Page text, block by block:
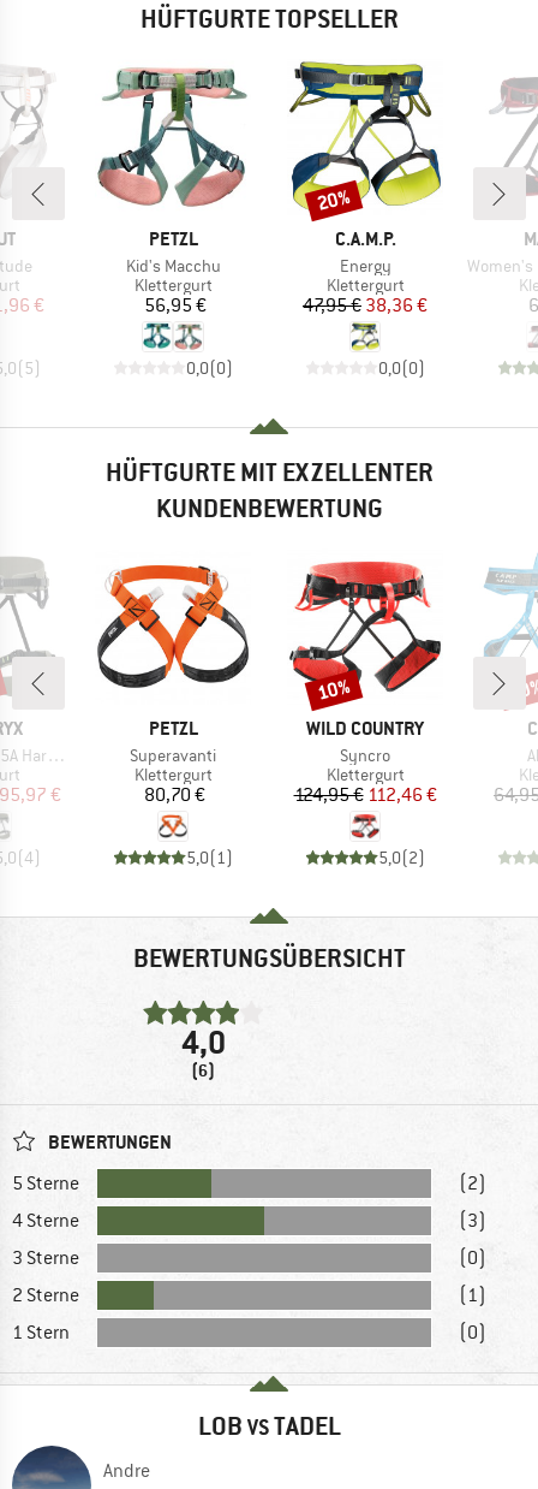
HÜFTGURTE TOPSELLER
Preis
€
(5)
MARKE
PETZL
Artikel
Kid's Macchu
Produktgruppe
Klettergurt
Preis
56,95 €
0,0(0)
MARKE
C.A.M.P.
Artikel
Energy
Produktgruppe
Klettergurt
Preis
47,95 € reduzierter Preis
38,36 €
0,0(0)
Rabatt
20%
Artikel
Women's
HÜFTGURTE MIT EXZELLENTER
KUNDENBEWERTUNG
Preis
95,97 €
(4)
MARKE
PETZL
Artikel
Superavanti
Produktgruppe
Klettergurt
Preis
80,70 €
5,0(1)
MARKE
WILD COUNTRY
Artikel
Syncro
Produktgruppe
Klettergurt
Preis
124,95 €reduzierter Preis
112,46 €
5,0(2)
Rabatt
10%
BEWERTUNGSÜBERSICHT
4,0
(6)
BEWERTUNGEN
5 Sterne
(2)
4 Sterne
(3)
3 Sterne
(0)
2 Sterne
(1)
1 Stern
(0)
LOB VSTADEL
Andre